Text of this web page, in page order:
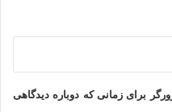
برای زمانی که دوباره دیدگاهی